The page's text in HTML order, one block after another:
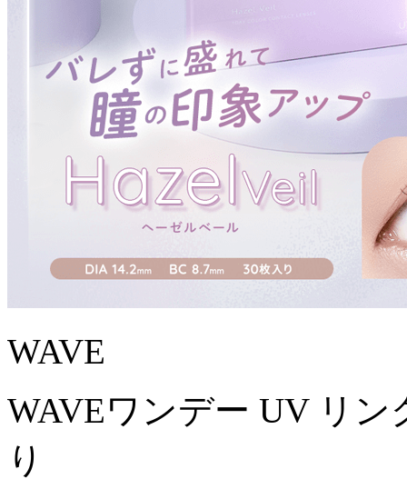
WAVE
WAVEワンデー UV リン
り